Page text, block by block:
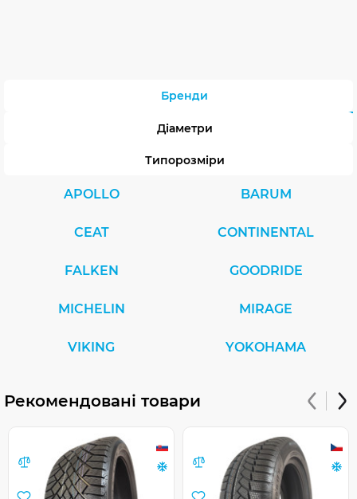
Бренди
Діаметри
Типорозміри
APOLLO BARUM
CEAT CONTINENTAL
FALKEN GOODRIDE
MICHELIN MIRAGE
VIKING YOKOHAMA
Рекомендовані товари